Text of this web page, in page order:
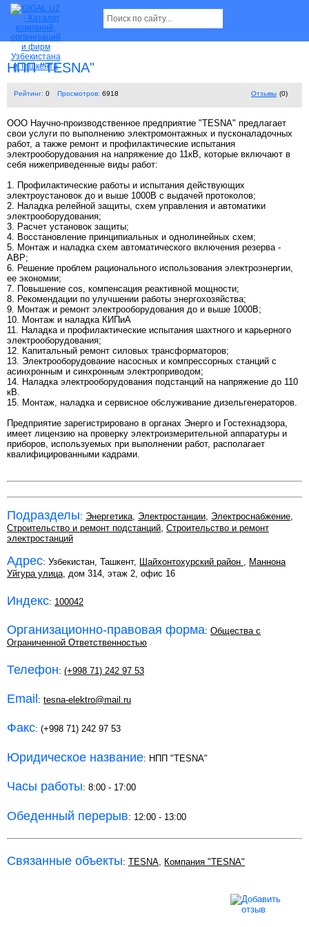
НПП "TESNA"
Рейтинг: 0 Просмотров: 6918 Отзывы (0)
ООО Научно-производственное предприятие "TESNA" предлагает
свои услуги по выполнению электромонтажных и пусконаладочных
работ, а также ремонт и профилактические испытания
электрооборудования на напряжение до 11кВ, которые включают в
себя нижеприведенные виды работ:
1. Профилактические работы и испытания действующих
электроустановок до и выше 1000В с выдачей протоколов;
2. Наладка релейной защиты, схем управления и автоматики
электрооборудования;
3. Расчет установок защиты;
4. Восстановление принципиальных и однолинейных схем;
5. Монтаж и наладка схем автоматического включения резерва -
АВР;
6. Решение проблем рационального использования электроэнергии,
ее экономии;
7. Повышение cos, компенсация реактивной мощности;
8. Рекомендации по улучшении работы энергохозяйства;
9. Монтаж и ремонт электрооборудования до и выше 1000В;
10. Монтаж и наладка КИПиА
11. Наладка и профилактические испытания шахтного и карьерного
электрооборудования;
12. Капитальный ремонт силовых трансформаторов;
13. Электрооборудование насосных и компрессорных станций с
асинхронным и синхронным электроприводом;
14. Наладка электрооборудования подстанций на напряжение до 110
кВ.
15. Монтаж, наладка и сервисное обслуживание дизельгенераторов.
Предприятие зарегистрировано в органах Энерго и Гостехнадзора,
имеет лицензию на проверку электроизмерительной аппаратуры и
приборов, используемых при выполнении работ, располагает
квалифицированными кадрами.
Подразделы: Энергетика, Электростанции, Электроснабжение,
Строительство и ремонт подстанций, Строительство и ремонт
электростанций
Адрес: Узбекистан, Ташкент, Шайхонтохурский район , Маннона
Уйгура улица, дом 314, этаж 2, офис 16
Индекс: 100042
Организационно-правовая форма: Общества с
Ограниченной Ответственностью
Телефон: (+998 71) 242 97 53
Email : tesna-elektro@mail.ru
Факс: (+998 71) 242 97 53
Юридическое название: НПП "TESNA"
Часы работы: 8:00 - 17:00
Обеденный перерыв: 12:00 - 13:00
Связанные объекты: TESNA, Компания "TESNA"